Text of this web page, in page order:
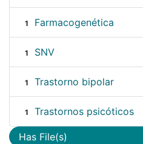
1 Farmacogenética
1 SNV
1 Trastorno bipolar
1 Trastornos psicóticos
Has File(s)